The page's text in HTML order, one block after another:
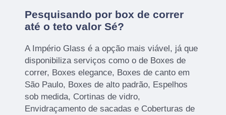
Pesquisando por box de correr
até o teto valor Sé?
A Império Glass é a opção mais viável, já que
disponibiliza serviços como o de Boxes de
correr, Boxes elegance, Boxes de canto em
São Paulo, Boxes de alto padrão, Espelhos
sob medida, Cortinas de vidro,
Envidraçamento de sacadas e Coberturas de